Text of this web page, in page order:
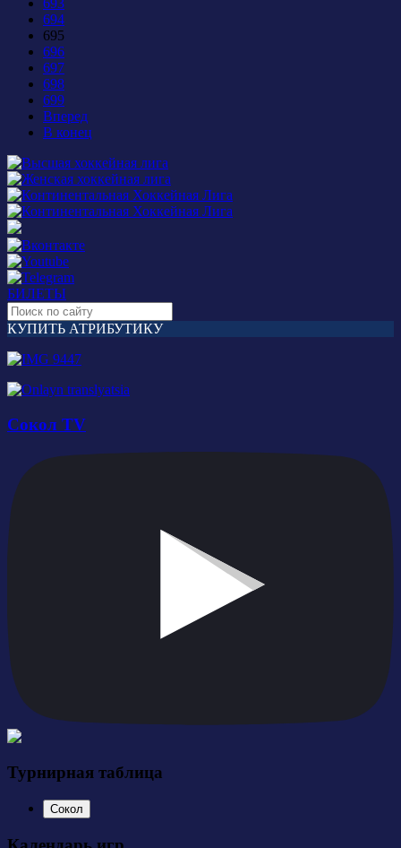
693
694
695
696
697
698
699
Вперед
В конец
БИЛЕТЫ
КУПИТЬ АТРИБУТИКУ
Сокол TV
Турнирная таблица
Сокол